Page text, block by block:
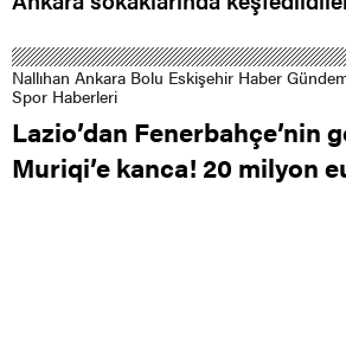
Nallıhan Ankara Bolu Eskişehir Haber
Spor Haberleri
Lazio’dan Fenerbahçe’nin
Muriqi’e kanca! 20 milyon